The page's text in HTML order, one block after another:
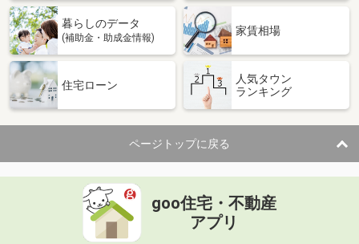
香川県綾歌郡宇多津町浜五番丁
物件種別
貸駐車場
使用面積 -
香川県観音寺市栄町３丁目
価 格
0.71万円
物件種別 貸駐車場
使用面積 -
香川県高松市出作町
価 格
暮らしのデータ
(補助金・助成金情報)
家賃相場
住宅ローン
人気タウン
ランキング
ページトップに戻る
goo住宅・不動産
アプリ